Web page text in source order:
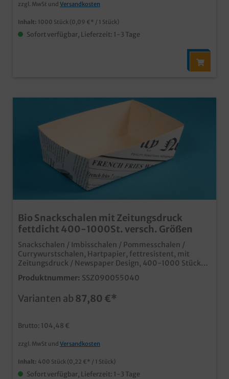
zzgl. MwSt und Versandkosten
Inhalt: 1000 Stück (0,09 €* / 1 Stück)
Sofort verfügbar, Lieferzeit: 1-3 Tage
Bio Snackschalen mit Zeitungsdruck
fettdicht 400-1000St. versch. Größen
Snackschalen / Imbisschalen / Pommesschalen /
Currywurstschalen, Hartpapier, fettresistent, mit
Zeitungsdruck / Newspaper Design, 400-1000 Stück
im Karton, verschiedene Größen gemäß Auswahl
moderne Snackschalen für den Einsatz in Imbiss und
Currywurst, Fingerfood, usw. aus fettresistentem
Produktnummer: SSZ090055040
Varianten ab 87,80 €*
Brutto: 104,48 €
zzgl. MwSt und Versandkosten
Inhalt: 400 Stück (0,22 €* / 1 Stück)
Sofort verfügbar, Lieferzeit: 1-3 Tage